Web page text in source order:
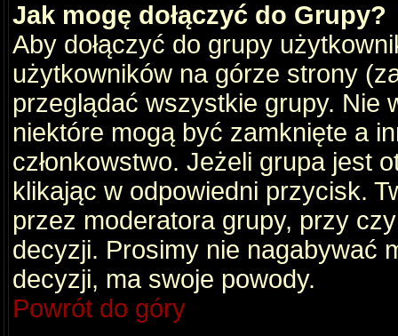
Jak mogę dołączyć do Grupy?
Aby dołączyć do grupy
użytkowników na górze strony
przeglądać wszystkie grupy. Nie
niektóre mogą być zamknięte a
członkowstwo. Jeżeli grupa jest
klikając w odpowiedni przycisk.
przez moderatora grupy, przy
decyzji. Prosimy nie nagabywać
decyzji, ma swoje powody.
Powrót do góry